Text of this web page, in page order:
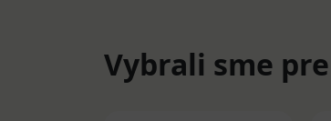
Vybrali sme